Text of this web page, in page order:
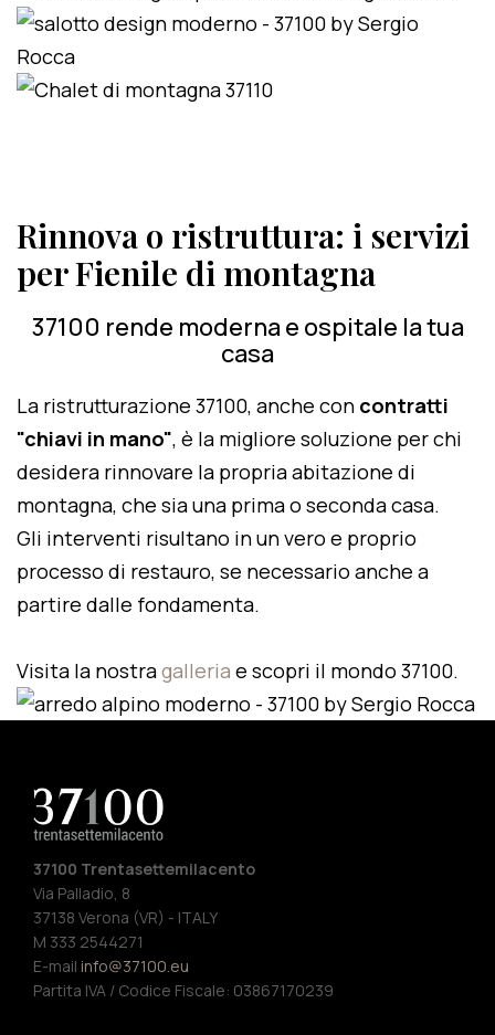
Rinnova o ristruttura: i servizi
per Fienile di montagna
37100 rende moderna e ospitale la tua
casa
La ristrutturazione 37100, anche con contratti
"chiavi in mano", è la migliore soluzione per chi
desidera rinnovare la propria abitazione di
montagna, che sia una prima o seconda casa.
Gli interventi risultano in un vero e proprio
processo di restauro, se necessario anche a
partire dalle fondamenta.
Visita la nostragalleria e scopri il mondo 37100.
37100 Trentasettemilacento
Via Palladio, 8
37138 Verona (VR) - ITALY
M 333 2544271
E-mail info@37100.eu
Partita IVA / Codice Fiscale: 03867170239